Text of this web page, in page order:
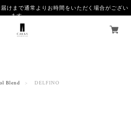
けまで通常よりお時間をいただく場合がござい
ます。
Blend DELFINO